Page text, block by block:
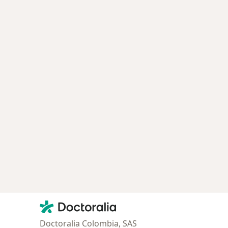
Contacto
Doctoralia - Página de inicio
Doctoralia Colombia, SAS